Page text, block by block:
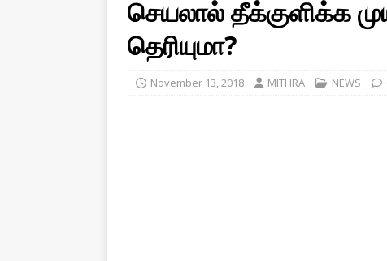
செயலால் தீக்குளிக்க
தெரியுமா?
November 13, 2018 MITHRA NEWS